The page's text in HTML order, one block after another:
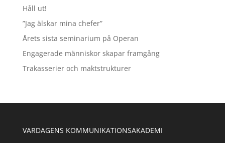
Håll ut!
”Jag älskar mina chefer”
Årets sista seminarium på Operan
Engagerade människor skapar framgång
Trakasserier och maktstrukturer
VARDAGENS KOMMUNIKATIONSAKADEMI